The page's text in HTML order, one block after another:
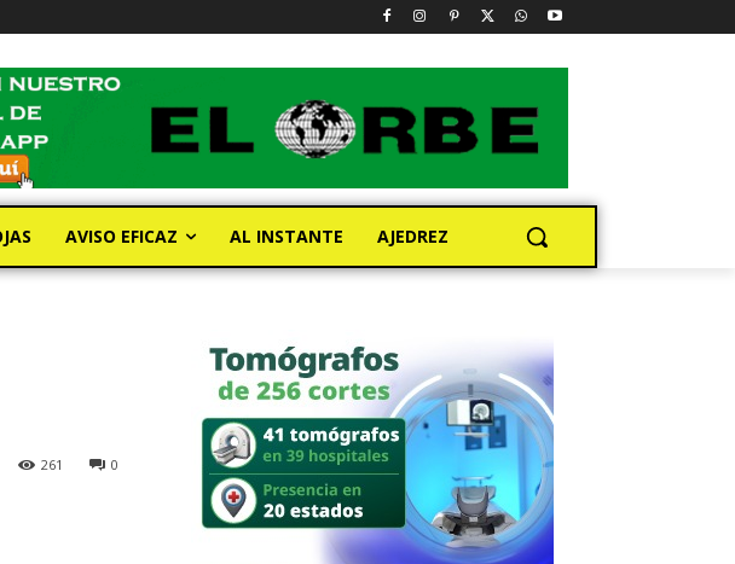
AVISO EFICAZ AL INSTANTE AJEDREZ
0
261